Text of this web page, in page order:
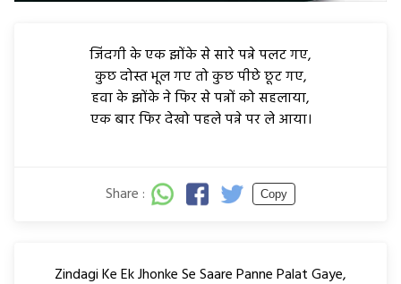
जिंदगी के एक झोंके से सारे पन्ने पलट गए,
कुछ दोस्त भूल गए तो कुछ पीछे छूट गए,
हवा के झोंके ने फिर से पन्नों को सहलाया,
एक बार फिर देखो पहले पन्ने पर ले आया।
Share : Copy
Zindagi Ke Ek Jhonke Se Saare Panne Palat Gaye,